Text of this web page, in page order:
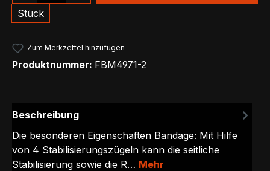
Stück
Zum Merkzettel hinzufügen
Produktnummer: FBM4971-2
Beschreibung
Die besonderen Eigenschaften Bandage: Mit Hilfe
von 4 Stabilisierungszügeln kann die seitliche
Stabilisierung sowie die R… Mehr